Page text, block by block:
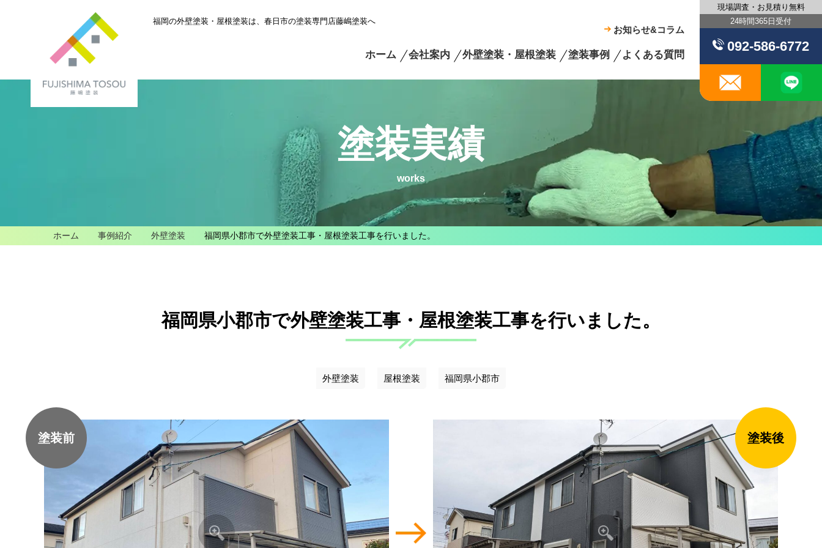
福岡の外壁塗装・屋根塗装は、 春日市の塗装専門店藤嶋塗装へ
ホーム 会社案内 外壁塗装・屋根塗装 塗装事例 よくある質問
お知らせ&コラム
現場調査・お見積り無料
24時間365日受付
092-586-6772
メール
塗装実績
works
ホーム 事例紹介 外壁塗装 福岡県小郡市で外壁塗装工事・屋根塗装工事を行いました。
福岡県小郡市で外壁塗装工事・屋根塗装工事を行いました。
外壁塗装 屋根塗装 福岡県小郡市
塗装前 塗装後